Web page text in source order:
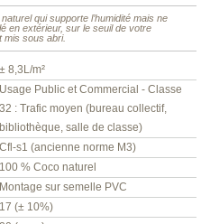
qui supporte l’humidité mais ne
en extérieur, sur le seuil de votre
mis sous abri.
± 8,3L/m²
Usage Public et Commercial - Classe
32 : Trafic moyen (bureau collectif,
bibliothèque, salle de classe)
Cfl-s1 (ancienne norme M3)
100 % Coco naturel
Montage sur semelle PVC
17 (± 10%)